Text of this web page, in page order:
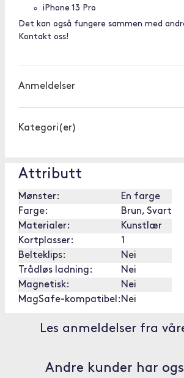
iPhone 13 Pro
Det kan også fungere sammen med
Kontakt oss!
Anmeldelser
Kategori(er)
Attributt
Mønster:
En farge
Farge:
Brun, Svart
Materialer:
Kunstlær
Kortplasser:
1
Belteklips:
Nei
Trådløs ladning:
Nei
Magnetisk:
Nei
MagSafe-kompatibel: Nei
Les anmeldelser fra
Andre kunder har